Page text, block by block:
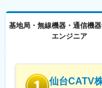
・年休：123日程度
・キャリアサポー
り、プロジェク
てご活躍いただけま
・手厚い福利厚生
基地局・無線機器・通信機
エンジニア
仙台CATV